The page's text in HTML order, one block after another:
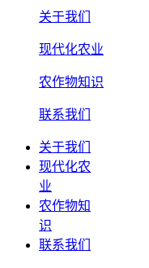
关于我们
现代化农业
农作物知识
联系我们
关于我们
现代化农
业
农作物知
识
联系我们